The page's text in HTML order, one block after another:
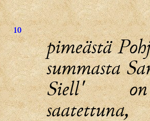
10
pimeästä
summasta
Siell'
saatettuna,